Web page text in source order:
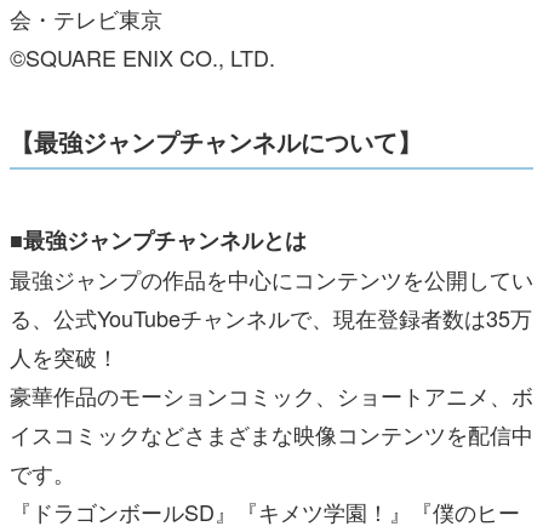
会・テレビ東京
©SQUARE ENIX CO., LTD.
【最強ジャンプチャンネルについて】
■最強ジャンプチャンネルとは
最強ジャンプの作品を中心にコンテンツを公開してい
る、公式YouTubeチャンネルで、現在登録者数は35万
人を突破！
豪華作品のモーションコミック、ショートアニメ、ボ
イスコミックなどさまざまな映像コンテンツを配信中
です。
『ドラゴンボールSD』『キメツ学園！』『僕のヒー